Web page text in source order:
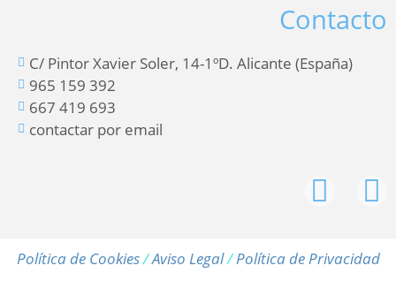
Contacto
C/ Pintor Xavier Soler, 14-1ºD. Alicante (España)
965 159 392
667 419 693
contactar por email
Política de Cookies/Aviso Legal/Política de Privacidad